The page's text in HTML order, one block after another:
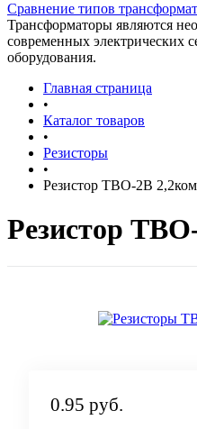
Сравнение типов
Трансформаторы являются
современных электрических
оборудования.
Главная страница
•
Каталог товаров
•
Резисторы
•
Резистор ТВО-2В
Резистор
0.95 руб.